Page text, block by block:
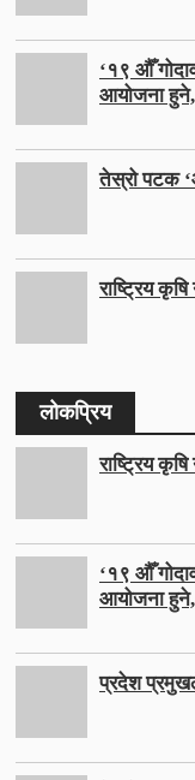
‘१९ औँ
आयोजना
तेस्रो पटक
राष्ट्रिय
लोकप्रिय
राष्ट्रिय
‘१९ औँ
आयोजना
प्रदेश